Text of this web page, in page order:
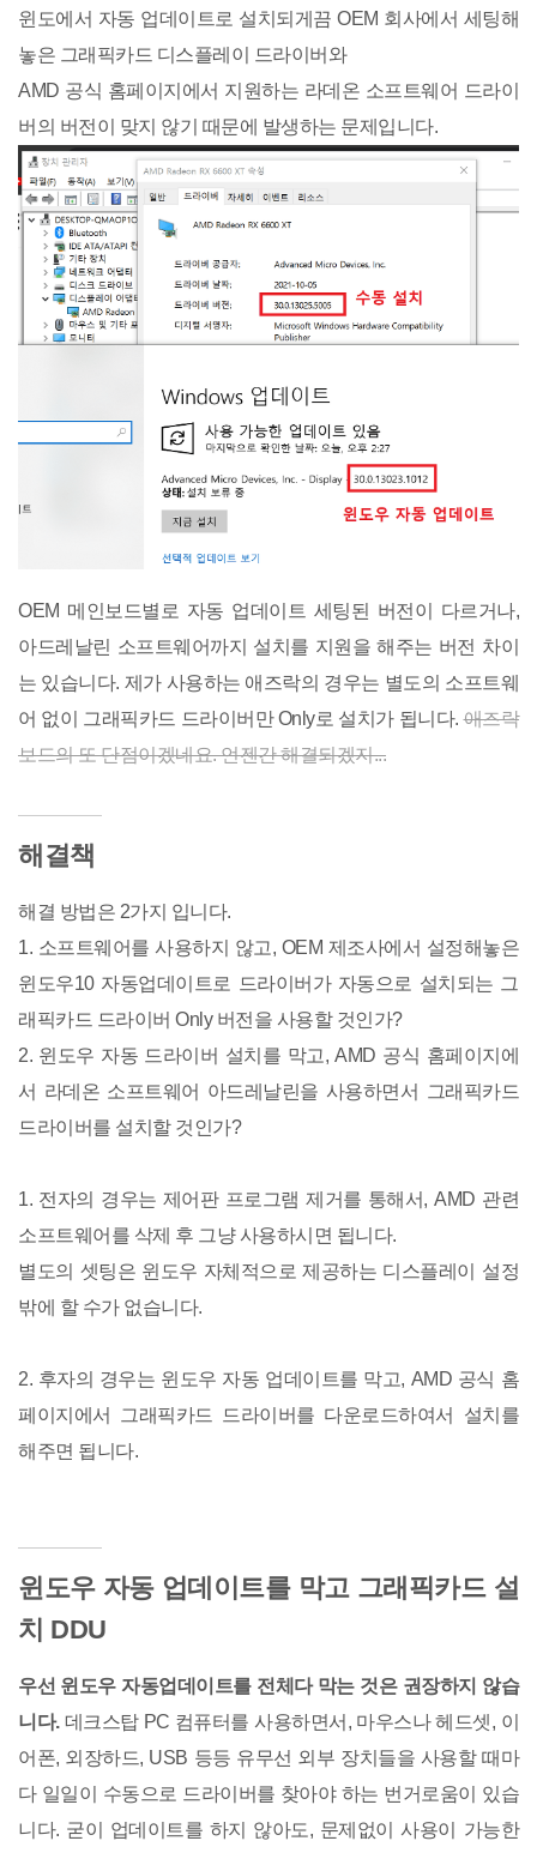
윈도에서 자동 업데이트로 설치되게끔 OEM 회사에서 세팅해
놓은 그래픽카드 디스플레이 드라이버와
AMD 공식 홈페이지에서 지원하는 라데온 소프트웨어 드라이
버의 버전이 맞지 않기 때문에 발생하는 문제입니다.
OEM 메인보드별로 자동 업데이트 세팅된 버전이 다르거나,
아드레날린 소프트웨어까지 설치를 지원을 해주는 버전 차이
는 있습니다. 제가 사용하는 애즈락의 경우는 별도의 소프트웨
어 없이 그래픽카드 드라이버만 Only로 설치가 됩니다.애즈락
보드의 또 단점이겠네요.언젠간 해결되겠지...
해결책
해결 방법은 2가지 입니다.
1. 소프트웨어를 사용하지 않고, OEM 제조사에서 설정해놓은
윈도우10 자동업데이트로 드라이버가 자동으로 설치되는 그
래픽카드 드라이버 Only 버전을 사용할 것인가?
2. 윈도우 자동 드라이버 설치를 막고, AMD 공식 홈페이지에
서 라데온 소프트웨어 아드레날린을 사용하면서 그래픽카드
드라이버를 설치할 것인가?
1. 전자의 경우는 제어판 프로그램 제거를 통해서, AMD 관련
소프트웨어를 삭제 후 그냥 사용하시면 됩니다.
별도의 셋팅은 윈도우 자체적으로 제공하는 디스플레이 설정
밖에 할 수가 없습니다.
2. 후자의 경우는 윈도우 자동 업데이트를 막고, AMD 공식 홈
페이지에서 그래픽카드 드라이버를 다운로드하여서 설치를
해주면 됩니다.
윈도우 자동 업데이트를 막고 그래픽카드 설
치 DDU
우선 윈도우 자동업데이트를 전체다 막는 것은 권장하지 않습
니다.데크스탑 PC 컴퓨터를 사용하면서, 마우스나 헤드셋, 이
어폰, 외장하드, USB 등등 유무선 외부 장치들을 사용할 때마
다 일일이 수동으로 드라이버를 찾아야 하는 번거로움이 있습
니다. 굳이 업데이트를 하지 않아도, 문제없이 사용이 가능한